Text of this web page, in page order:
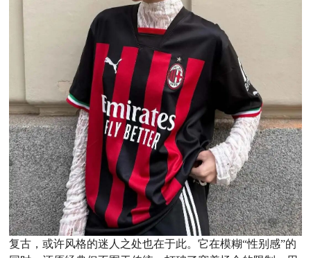
复古，或许风格的迷人之处也在于此。它在模糊“性别感”的